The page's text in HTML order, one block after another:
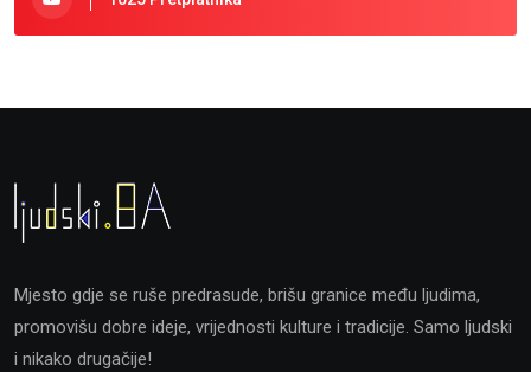
Mjesto gdje se ruše predrasude, brišu granice među ljudima,
promovišu dobre ideje, vrijednosti kulture i tradicije. Samo ljudski
i nikako drugačije!